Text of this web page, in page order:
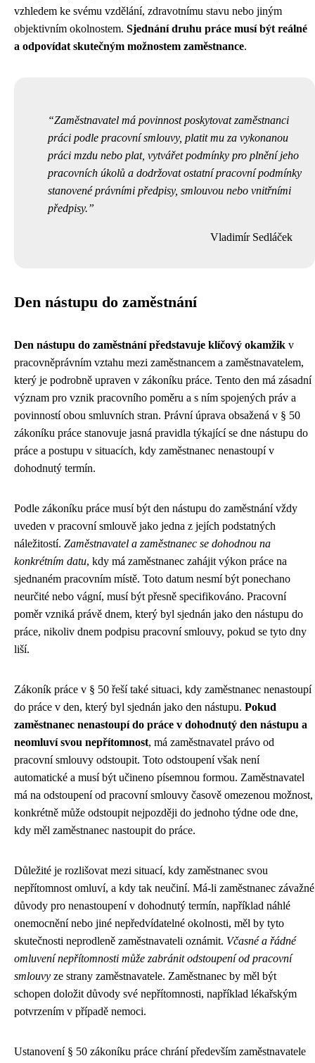
vzhledem ke svému vzdělání, zdravotnímu stavu nebo jiným
objektivním okolnostem. Sjednání druhu práce musí být reálné
a odpovídat skutečným možnostem zaměstnance.
Zaměstnavatel má povinnost poskytovat zaměstnanci
práci podle pracovní smlouvy, platit mu za vykonanou
práci mzdu nebo plat, vytvářet podmínky pro plnění jeho
pracovních úkolů a dodržovat ostatní pracovní podmínky
stanovené právními předpisy, smlouvou nebo vnitřními
předpisy.
Vladimír Sedláček
Den nástupu do zaměstnání
Den nástupu do zaměstnání představuje klíčový okamžik v
pracovněprávním vztahu mezi zaměstnancem a zaměstnavatelem,
který je podrobně upraven v zákoníku práce. Tento den má zásadní
význam pro vznik pracovního poměru a s ním spojených práv a
povinností obou smluvních stran. Právní úprava obsažená v § 50
zákoníku práce stanovuje jasná pravidla týkající se dne nástupu do
práce a postupu v situacích, kdy zaměstnanec nenastoupí v
dohodnutý termín.
Podle zákoníku práce musí být den nástupu do zaměstnání vždy
uveden v pracovní smlouvě jako jedna z jejích podstatných
náležitostí. Zaměstnavatel a zaměstnanec se dohodnou na
konkrétním datu, kdy má zaměstnanec zahájit výkon práce na
sjednaném pracovním místě. Toto datum nesmí být ponechano
neurčité nebo vágní, musí být přesně specifikováno. Pracovní
poměr vzniká právě dnem, který byl sjednán jako den nástupu do
práce, nikoliv dnem podpisu pracovní smlouvy, pokud se tyto dny
liší.
Zákoník práce v § 50 řeší také situaci, kdy zaměstnanec nenastoupí
do práce v den, který byl sjednán jako den nástupu. Pokud
zaměstnanec nenastoupí do práce v dohodnutý den nástupu a
neomluví svou nepřítomnost, má zaměstnavatel právo od
pracovní smlouvy odstoupit. Toto odstoupení však není
automatické a musí být učineno písemnou formou. Zaměstnavatel
má na odstoupení od pracovní smlouvy časově omezenou možnost,
konkrétně může odstoupit nejpozději do jednoho týdne ode dne,
kdy měl zaměstnanec nastoupit do práce.
Důležité je rozlišovat mezi situací, kdy zaměstnanec svou
nepřítomnost omluví, a kdy tak neučiní. Má-li zaměstnanec závažné
důvody pro nenastoupení v dohodnutý termín, například náhlé
onemocnění nebo jiné nepředvídatelné okolnosti, měl by tyto
skutečnosti neprodleně zaměstnavateli oznámit. Včasné a řádné
omluvení nepřítomnosti může zabránit odstoupení od pracovní
smlouvy ze strany zaměstnavatele. Zaměstnanec by měl být
schopen doložit důvody své nepřítomnosti, například lékařským
potvrzením v případě nemoci.
Ustanovení § 50 zákoníku práce chrání především zaměstnavatele